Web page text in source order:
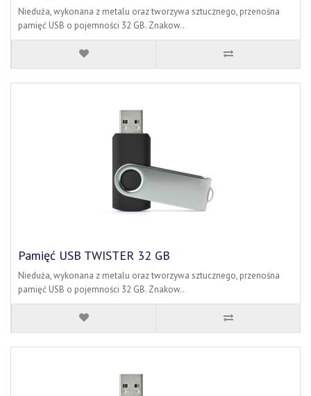
Nieduża, wykonana z metalu oraz tworzywa sztucznego, przenośna
pamięć USB o pojemności 32 GB. Znakow..
Pamięć USB TWISTER 32 GB
Nieduża, wykonana z metalu oraz tworzywa sztucznego, przenośna
pamięć USB o pojemności 32 GB. Znakow..